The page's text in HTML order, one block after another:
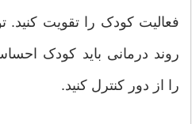
فعالیت کودک را تقویت کنید.
روند درمانی باید کودک
را از دور کنترل کنید.